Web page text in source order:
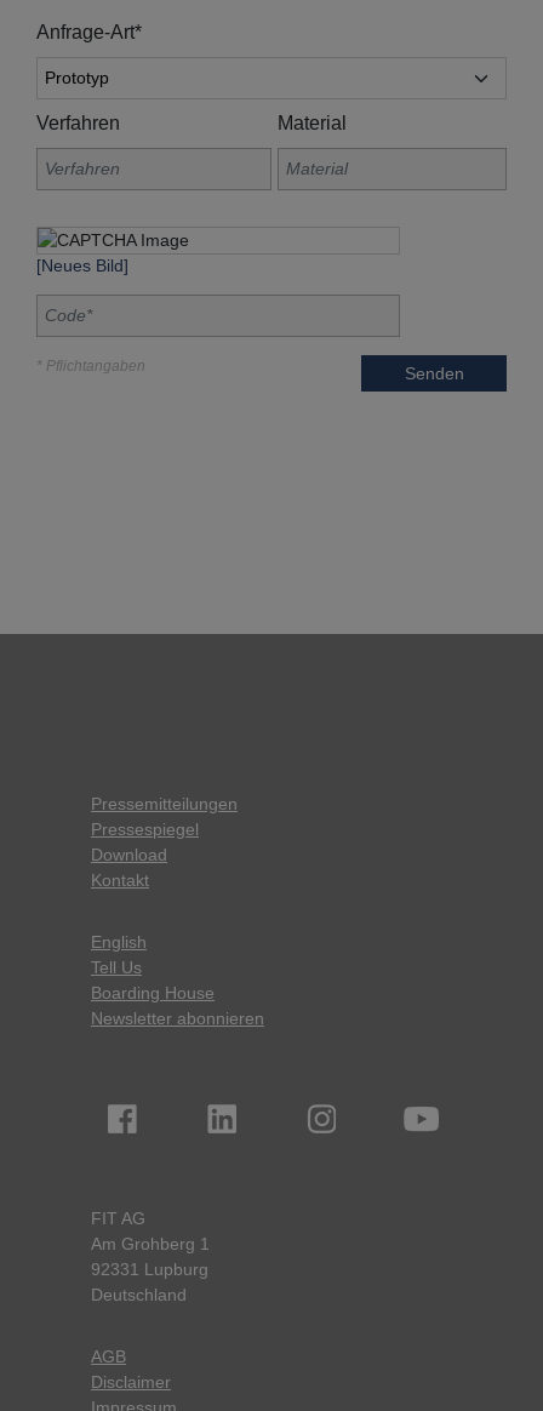
Anfrage-Art*
Verfahren Material
[Neues Bild]
* Pflichtangaben Senden
Pressemitteilungen
Pressespiegel
Download
Kontakt
English
Tell Us
Boarding House
Newsletter abonnieren
FIT AG
Am Grohberg 1
92331 Lupburg
Deutschland
AGB
Disclaimer